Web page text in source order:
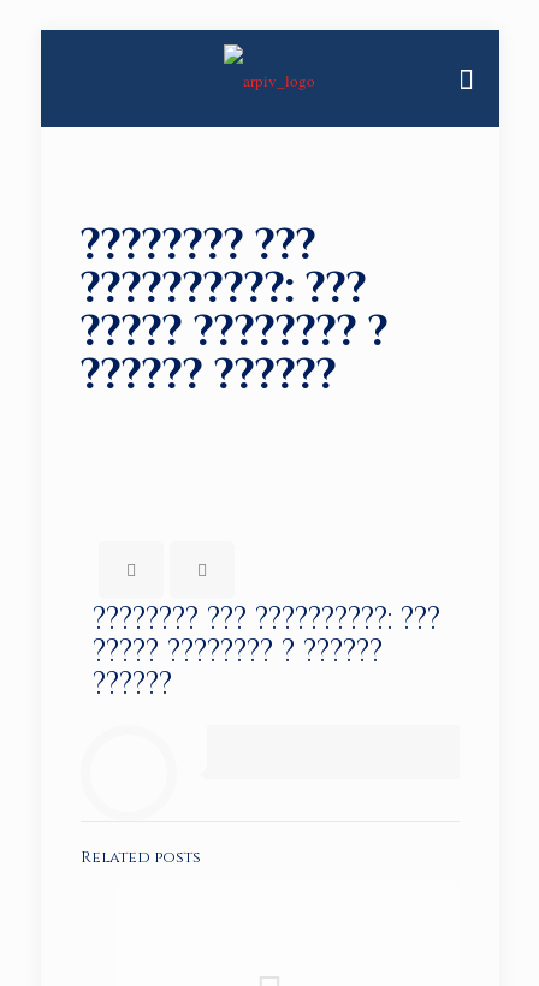
???????? ???
??????????: ???
????? ???????? ?
?????? ??????
???????? ??? ??????????: ???
????? ???????? ? ??????
??????
Related posts